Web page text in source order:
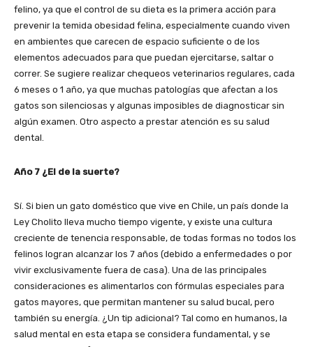
felino, ya que el control de su dieta es la primera acción para
prevenir la temida obesidad felina, especialmente cuando viven
en ambientes que carecen de espacio suficiente o de los
elementos adecuados para que puedan ejercitarse, saltar o
correr. Se sugiere realizar chequeos veterinarios regulares, cada
6 meses o 1 año, ya que muchas patologías que afectan a los
gatos son silenciosas y algunas imposibles de diagnosticar sin
algún examen. Otro aspecto a prestar atención es su salud
dental.
Año 7 ¿El de la suerte?
Sí. Si bien un gato doméstico que vive en Chile, un país donde la
Ley Cholito lleva mucho tiempo vigente, y existe una cultura
creciente de tenencia responsable, de todas formas no todos los
felinos logran alcanzar los 7 años (debido a enfermedades o por
vivir exclusivamente fuera de casa). Una de las principales
consideraciones es alimentarlos con fórmulas especiales para
gatos mayores, que permitan mantener su salud bucal, pero
también su energía. ¿Un tip adicional? Tal como en humanos, la
salud mental en esta etapa se considera fundamental, y se